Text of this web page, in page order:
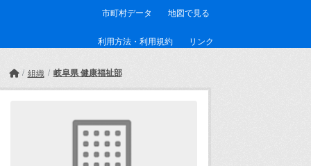
市町村データ 地図で見る
利用方法・利用規約 リンク
組織 岐阜県 健康福祉部